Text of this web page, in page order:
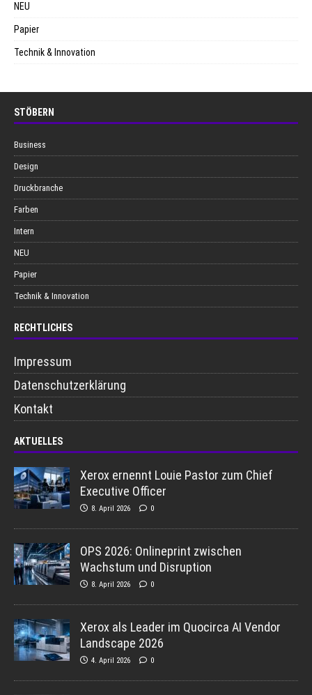
NEU
Papier
Technik & Innovation
STÖBERN
Business
Design
Druckbranche
Farben
Intern
NEU
Papier
Technik & Innovation
RECHTLICHES
Impressum
Datenschutzerklärung
Kontakt
AKTUELLES
Xerox ernennt Louie Pastor zum Chief
Executive Officer
8. April 2026 0
OPS 2026: Onlineprint zwischen
Wachstum und Disruption
8. April 2026 0
Xerox als Leader im Quocirca AI Vendor
Landscape 2026
4. April 2026 0